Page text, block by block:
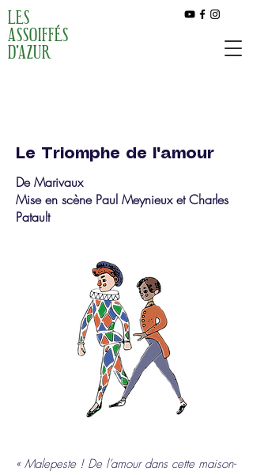
LES
ASSOIFFÉS
D'AZUR
Le Triomphe de l'amour
De Marivaux
Mise en scène Paul Meynieux et Charles
Patault
moment
« Malepeste ! De l’amour dans cette maison-